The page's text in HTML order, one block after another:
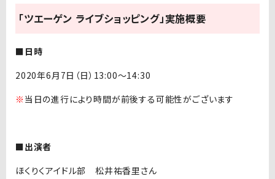
「ツエーゲン ライブショッピング」実施概要
■日時
2020年6月7日（日）13:00〜14:30
※ 当日の進行により時間が前後する可能性がございます
■出演者
ほくりくアイドル部 松井祐香里さん